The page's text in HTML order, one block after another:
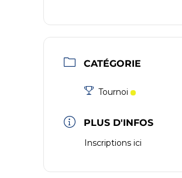
CATÉGORIE
Tournoi
PLUS D'INFOS
Inscriptions ici